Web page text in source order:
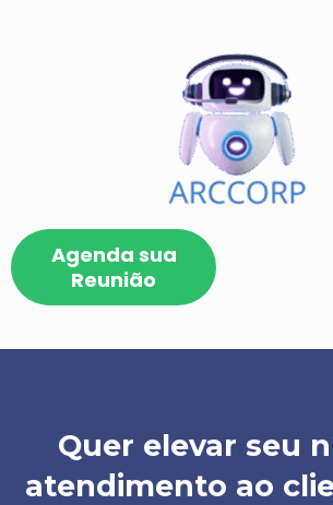
Agenda sua
Reunião
Quer elevar seu
atendimento ao